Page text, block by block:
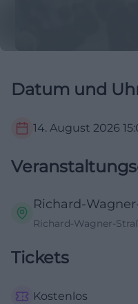
Datum und
14. August 2026
Richard-
Richard-Wagner-
Tickets
Kostenlos